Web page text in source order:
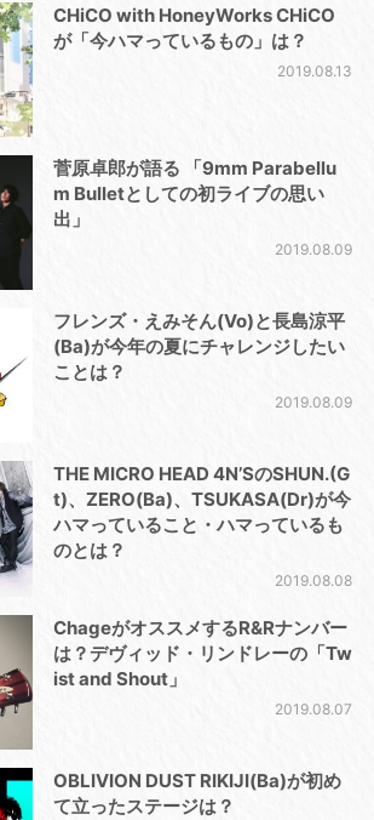
CHiCO with HoneyWorks CHiCO
が「今ハマっているもの」は？
2019.08.13
菅原卓郎が語る 「9mm Parabellu
m Bulletとしての初ライブの思い
出」
2019.08.09
フレンズ・えみそん(Vo)と長島涼平
(Ba)が今年の夏にチャレンジしたい
ことは？
2019.08.09
THE MICRO HEAD 4N’SのSHUN.(G
t)、ZERO(Ba)、TSUKASA(Dr)が今
ハマっていること・ハマっているも
のとは？
2019.08.08
ChageがオススメするR&Rナンバー
は？デヴィッド・リンドレーの「Tw
ist and Shout」
2019.08.07
OBLIVION DUST RIKIJI(Ba)が初め
て立ったステージは？